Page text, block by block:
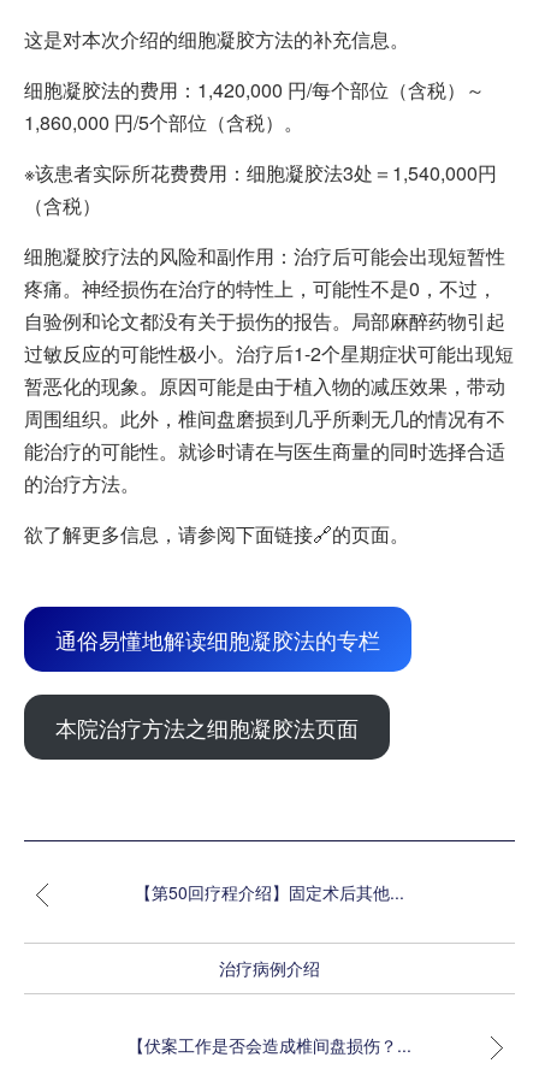
这是对本次介绍的细胞凝胶方法的补充信息。
细胞凝胶法的费用：1,420,000 円/每个部位（含税）～
1,860,000 円/5个部位（含税）。
※该患者实际所花费费用：细胞凝胶法3处＝1,540,000円
（含税）
细胞凝胶疗法的风险和副作用：治疗后可能会出现短暂性
疼痛。神经损伤在治疗的特性上，可能性不是0，不过，
自验例和论文都没有关于损伤的报告。局部麻醉药物引起
过敏反应的可能性极小。治疗后1-2个星期症状可能出现短
暂恶化的现象。原因可能是由于植入物的减压效果，带动
周围组织。此外，椎间盘磨损到几乎所剩无几的情况有不
能治疗的可能性。就诊时请在与医生商量的同时选择合适
的治疗方法。
欲了解更多信息，请参阅下面链接🔗的页面。
通俗易懂地解读细胞凝胶法的专栏
本院治疗方法之细胞凝胶法页面
【第50回疗程介绍】固定术后其他...
治疗病例介绍
【伏案工作是否会造成椎间盘损伤？...